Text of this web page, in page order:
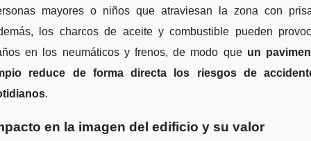
mayores o niños que atraviesan la zona con
los charcos de aceite y combustible pueden
en los neumáticos y frenos, de modo que un
reduce de forma directa los riesgos de
.
en la imagen del edificio y su valor